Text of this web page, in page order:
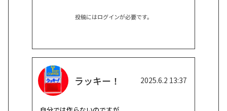
投稿にはログインが必要です。
ラッキー！ 2025.6.2 13:37